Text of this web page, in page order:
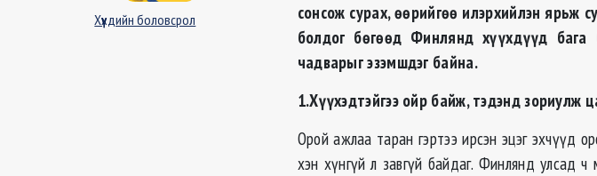
Хүүхдийн боловсрол
сонсож сурах, өөрийгөө илэрхийлэн ярьж
болдог бөгөөд Финлянд хүүхдүүд
чадварыг эзэмшдэг байна.
1.Хүүхэдтэйгээ ойр байж, тэдэнд зориулж
Орой ажлаа таран гэртээ ирсэн эцэг эхчүүд
хэн хүнгүй л завгүй байдаг. Финлянд улсад